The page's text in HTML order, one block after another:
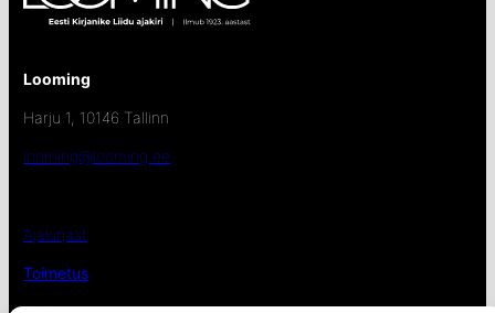
Looming
Harju 1, 10146 Tallinn
looming@looming.ee
Ajakirjast
Toimetus